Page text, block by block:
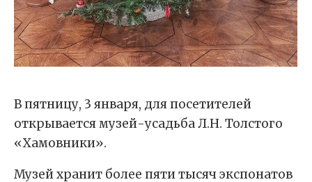
В пятницу, 3 января, для посетителей
открывается музей-усадьба Л.Н. Толстого
«Хамовники».
Музей хранит более пяти тысяч экспонатов